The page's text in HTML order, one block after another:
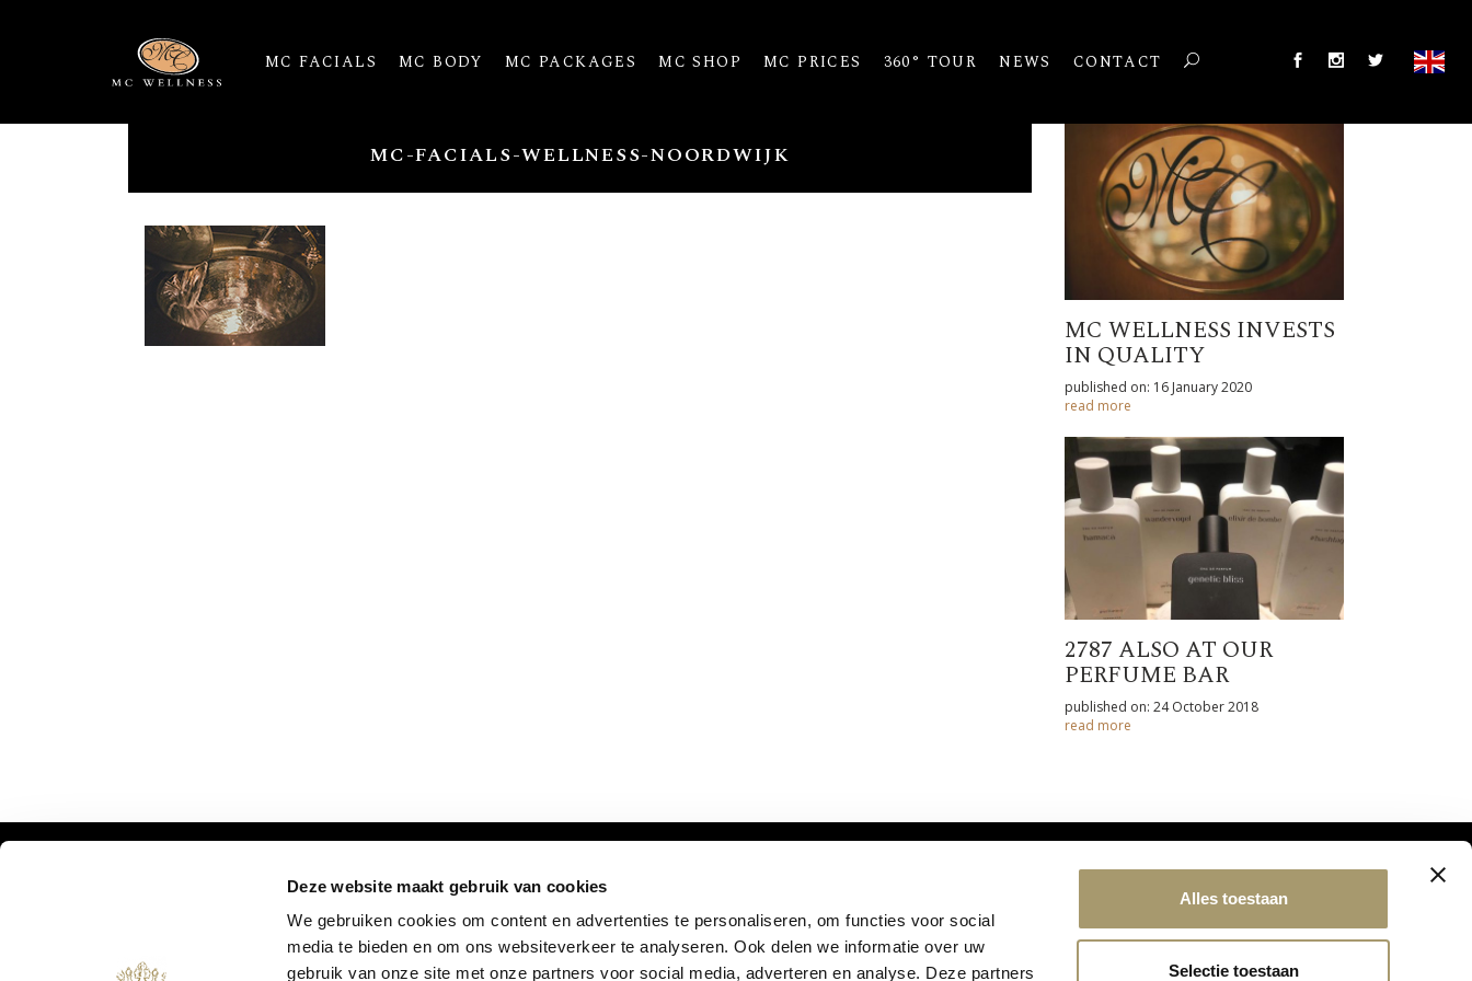
Deze website maakt gebruik van cookies
We gebruiken cookies om content en advertenties te personaliseren, om functies voor social
media te bieden en om ons websiteverkeer te analyseren. Ook delen we informatie over uw
gebruik van onze site met onze partners voor social media, adverteren en analyse. Deze partners
Alles toestaan
Selectie toestaan
MC FACIALS MC BODY MC PACKAGES MC SHOP MC PRICES 360° TOUR NEWS CONTACT
MC-FACIALS-WELLNESS-NOORDWIJK
MC WELLNESS INVESTS
IN QUALITY
published on: 16 January 2020
read more
2787 ALSO AT OUR
PERFUME BAR
published on: 24 October 2018
read more